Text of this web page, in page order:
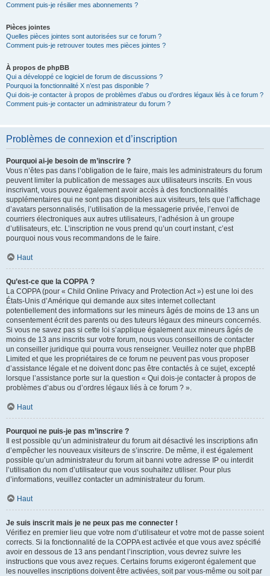
Comment puis-je résilier mes abonnements ?
Pièces jointes
Quelles pièces jointes sont autorisées sur ce forum ?
Comment puis-je retrouver toutes mes pièces jointes ?
À propos de phpBB
Qui a développé ce logiciel de forum de discussions ?
Pourquoi la fonctionnalité X n’est pas disponible ?
Qui dois-je contacter à propos de problèmes d’abus ou d’ordres légaux liés à ce forum ?
Comment puis-je contacter un administrateur du forum ?
Problèmes de connexion et d’inscription
Pourquoi ai-je besoin de m’inscrire ?
Vous n’êtes pas dans l’obligation de le faire, mais les administrateurs du forum
peuvent limiter la publication de messages aux utilisateurs inscrits. En vous
inscrivant, vous pouvez également avoir accès à des fonctionnalités
supplémentaires qui ne sont pas disponibles aux visiteurs, tels que l’affichage
d’avatars personnalisés, l’utilisation de la messagerie privée, l’envoi de
courriers électroniques aux autres utilisateurs, l’adhésion à un groupe
d’utilisateurs, etc. L’inscription ne vous prend qu’un court instant, c’est
pourquoi nous vous recommandons de le faire.
Haut
Qu’est-ce que la COPPA ?
La COPPA (pour « Child Online Privacy and Protection Act ») est une loi des
États-Unis d’Amérique qui demande aux sites internet collectant
potentiellement des informations sur les mineurs âgés de moins de 13 ans un
consentement écrit des parents ou des tuteurs légaux des mineurs concernés.
Si vous ne savez pas si cette loi s’applique également aux mineurs âgés de
moins de 13 ans inscrits sur votre forum, nous vous conseillons de contacter
un conseiller juridique qui pourra vous renseigner. Veuillez noter que phpBB
Limited et que les propriétaires de ce forum ne peuvent pas vous proposer
d’assistance légale et ne doivent donc pas être contactés à ce sujet, excepté
lorsque l’assistance porte sur la question « Qui dois-je contacter à propos de
problèmes d’abus ou d’ordres légaux liés à ce forum ? ».
Haut
Pourquoi ne puis-je pas m’inscrire ?
Il est possible qu’un administrateur du forum ait désactivé les inscriptions afin
d’empêcher les nouveaux visiteurs de s’inscrire. De même, il est également
possible qu’un administrateur du forum ait banni votre adresse IP ou interdit
l’utilisation du nom d’utilisateur que vous souhaitez utiliser. Pour plus
d’informations, veuillez contacter un administrateur du forum.
Haut
Je suis inscrit mais je ne peux pas me connecter !
Vérifiez en premier lieu que votre nom d’utilisateur et votre mot de passe soient
corrects. Si la fonctionnalité de la COPPA est activée et que vous avez spécifié
avoir en dessous de 13 ans pendant l’inscription, vous devrez suivre les
instructions que vous avez reçues. Certains forums exigeront également que
les nouvelles inscriptions doivent être activées, soit par vous-même ou soit par